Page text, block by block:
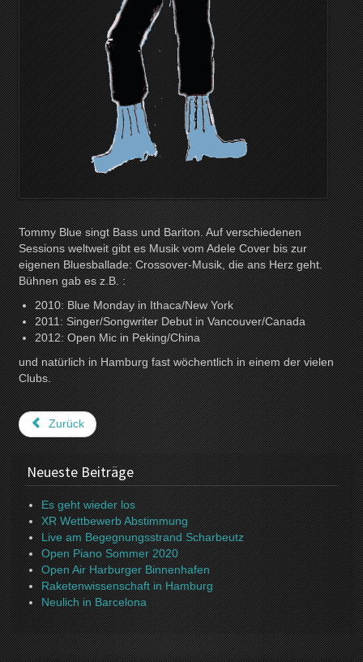
Tommy Blue singt Bass und Bariton. Auf verschiedenen
Sessions weltweit gibt es Musik vom Adele Cover bis zur
eigenen Bluesballade: Crossover-Musik, die ans Herz geht.
Bühnen gab es z.B. :
2010: Blue Monday in Ithaca/New York
2011: Singer/Songwriter Debut in Vancouver/Canada
2012: Open Mic in Peking/China
und natürlich in Hamburg fast wöchentlich in einem der vielen
Clubs.
Zurück
Neueste Beiträge
Es geht wieder los
XR Wettbewerb Abstimmung
Live am Begegnungsstrand Scharbeutz
Open Piano Sommer 2020
Open Air Harburger Binnenhafen
Raketenwissenschaft in Hamburg
Neulich in Barcelona